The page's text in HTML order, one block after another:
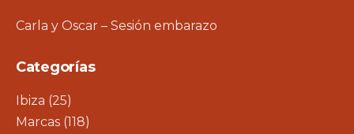
Carla y Oscar – Sesión embarazo
Categorías
Ibiza (25)
Marcas (118)